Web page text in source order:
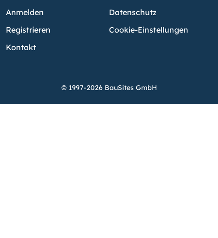
Anmelden
Registrieren
Kontakt
Datenschutz
Cookie-Einstellungen
© 1997-2026 BauSites GmbH